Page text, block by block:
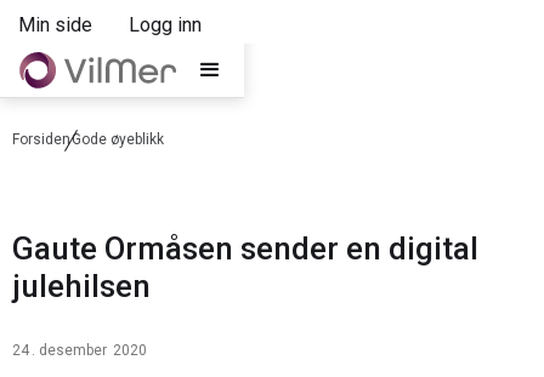
Min side Logg inn
ForsidenGode øyeblikk
Gaute Ormåsen sender en digital
julehilsen
24 . desember 2020